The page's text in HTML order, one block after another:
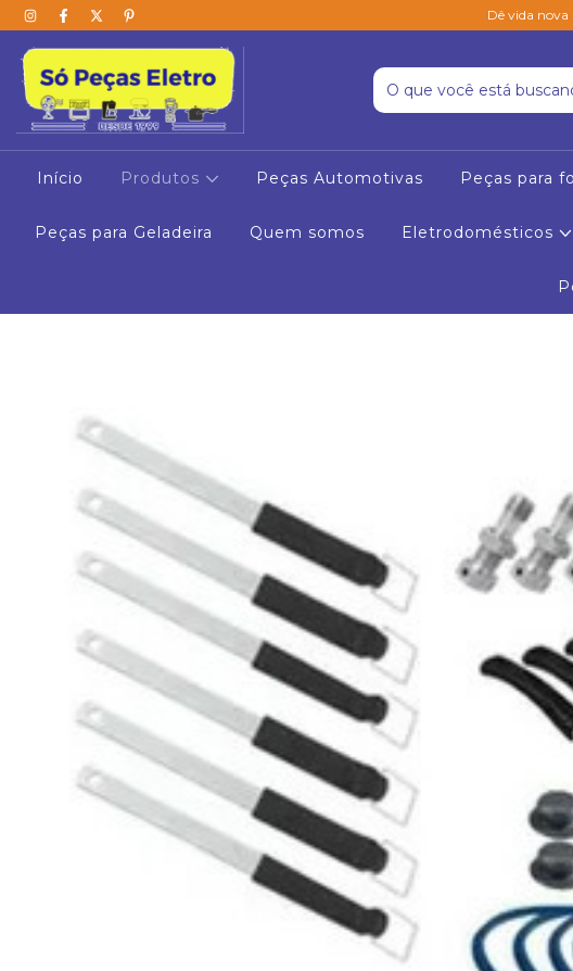
Dê vida nova
Início Produtos Peças Automotivas Peças para
Peças para Geladeira Quem somos Eletrodomésticos